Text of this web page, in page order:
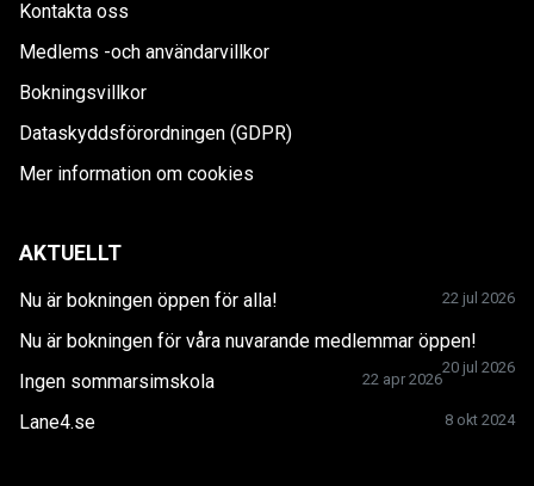
Kontakta oss
Medlems -och användarvillkor
Bokningsvillkor
Dataskyddsförordningen (GDPR)
Mer information om cookies
AKTUELLT
Nu är bokningen öppen för alla! 22 jul 2026
Nu är bokningen för våra nuvarande medlemmar öppen!
20 jul 2026
Ingen sommarsimskola 22 apr 2026
Lane4.se 8 okt 2024